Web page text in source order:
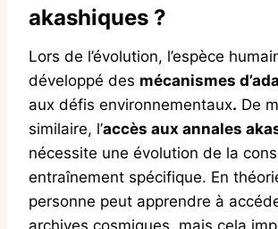
akashiques ?
Lors de l’évolution, l’espèce
développé des mécanismes
aux défis environnementaux. De
similaire, l’accès aux annales
nécessite une évolution de la
entraînement spécifique. En
personne peut apprendre à